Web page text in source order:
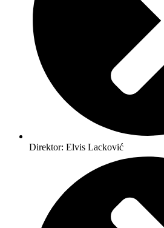
Direktor: Elvis Lacković